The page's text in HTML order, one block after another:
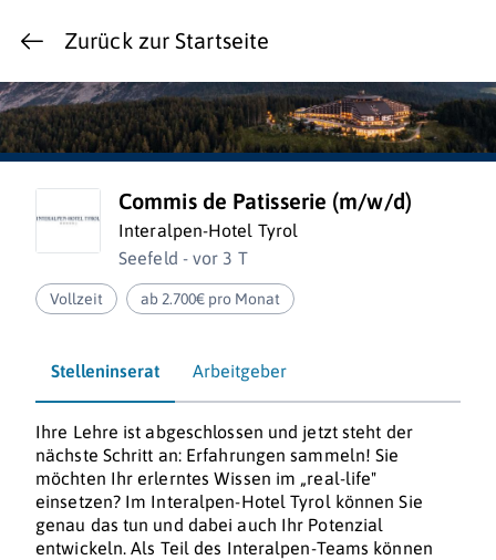
Zurück zur Startseite
Commis de Patisserie (m/w/d)
Interalpen-Hotel Tyrol
Seefeld - vor 3 T
Vollzeit ab 2.700€ pro Monat
Stelleninserat Arbeitgeber
Ihre Lehre ist abgeschlossen und jetzt steht der
nächste Schritt an: Erfahrungen sammeln! Sie
möchten Ihr erlerntes Wissen im „real-life"
einsetzen? Im Interalpen-Hotel Tyrol können Sie
genau das tun und dabei auch Ihr Potenzial
entwickeln. Als Teil des Interalpen-Teams können